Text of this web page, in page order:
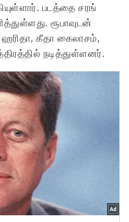
படத்தை சரங்
ரூபாவுடன்
ஹரிதா, கீதா கைலாசம்,
நடித்துள்ளனர்.